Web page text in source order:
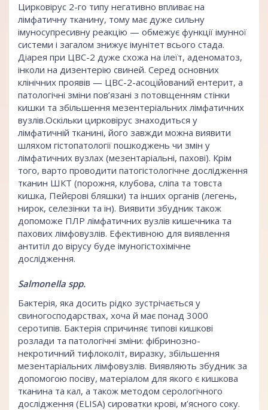
Цирковірус 2-го типу негативно впливає на
лімфатичну тканину, тому має дуже сильну
імуносупресивну реакцію — обмежує функції імунної
системи і загалом знижує імунітет всього стада.
Діарея при ЦВС-2 дуже схожа на ілеїт, аденоматоз,
інколи на дизентерію свиней. Серед основних
клінічних проявів — ЦВС-2-асоційований ентерит, а
патологічні зміни пов’язані з потовщенням стінки
кишки та збільшення мезентеріальних лімфатичних
вузлів.Оскільки цирковірус знаходиться у
лімфатичній тканині, його завжди можна виявити
шляхом гістопатології пошкоджень чи змін у
лімфатичних вузлах (мезентаріальні, пахові). Крім
того, варто проводити патогістологічне дослідження
тканин ШКТ (порожня, клубова, сліпа та товста
кишка, Пейєрові бляшки) та інших органів (легень,
нирок, селезінки та ін). Виявити збудник також
допоможе ПЛР лімфатичних вузлів кишечника та
пахових лімфовузлів. Ефективною для виявлення
антитіл до вірусу буде імуногістохімічне
дослідження.
Salmonella spp.
Бактерія, яка досить рідко зустрічається у
свиногосподарствах, хоча й має понад 3000
серотипів. Бактерія спричиняє типові кишкові
розлади та патологічні зміни: фібринозно-
некротичний тифлоколіт, виразку, збільшення
мезентаріальних лімфовузлів. Виявляють збудник за
допомогою посіву, матеріалом для якого є кишкова
тканина та кал, а також методом серологічного
дослідження (ELISA) сироватки крові, м’ясного соку.